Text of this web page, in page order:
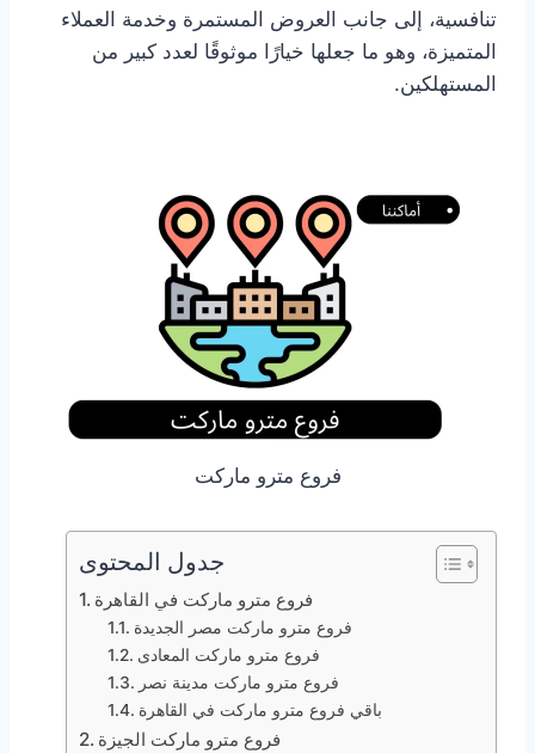
تنافسية، إلى جانب العروض المستمرة وخدمة العملاء
المتميزة، وهو ما جعلها خيارًا موثوقًا لعدد كبير من
المستهلكين.
فروع مترو ماركت
جدول المحتوى
فروع مترو ماركت في القاهرة
فروع مترو ماركت مصر الجديدة
فروع مترو ماركت المعادى
فروع مترو ماركت مدينة نصر
باقي فروع مترو ماركت في القاهرة
فروع مترو ماركت الجيزة